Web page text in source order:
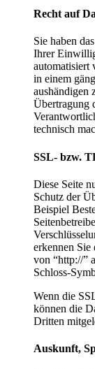
Recht auf
Sie haben
Ihrer
automatisiert
in einem
aushändigen
Übertragung
technisch
SSL- bzw.
Diese Seite
Schutz der
Beispiel
erkennen Sie
von “http://”
Schloss-
Wenn die
können die
Dritten
Auskunft,